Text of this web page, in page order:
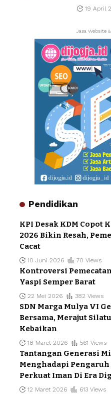
19 April
Jasa Website
Pendidikan
KPI Desak KDM Copot
2026 Bikin Resah,
Cacat
10 Juni 2026 70 Views
Kontroversi
Yaspi Semper Barat
22 Mei 2026 382 Views
SDN Marga Mulya VI
Bersama, Merajut
Kebaikan
18 Maret 2026 561 Views
Tantangan Generasi
Menghadapi Pengaruh
Perkuat Iman Di Era
12 Maret 2026 613 Views